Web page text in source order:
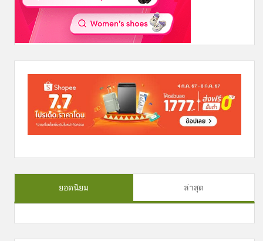
ยอดนิยม ล่าสุด